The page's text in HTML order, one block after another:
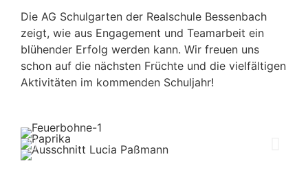
Die AG Schul­garten der Real­schule Bessen­bach
zeigt, wie aus Enga­ge­ment und Team­ar­beit ein
blühender Erfolg werden kann. Wir freuen uns
schon auf die nächsten Früchte und die viel­fäl­tigen
Akti­vi­täten im kommenden Schuljahr!